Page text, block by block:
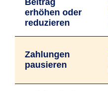
erhöhen oder
reduzieren
Zahlungen
pausieren